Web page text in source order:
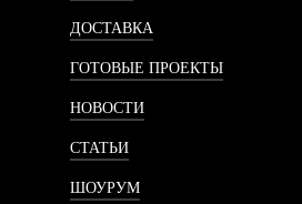
ДОСТАВКА
ГОТОВЫЕ ПРОЕКТЫ
НОВОСТИ
СТАТЬИ
ШОУРУМ